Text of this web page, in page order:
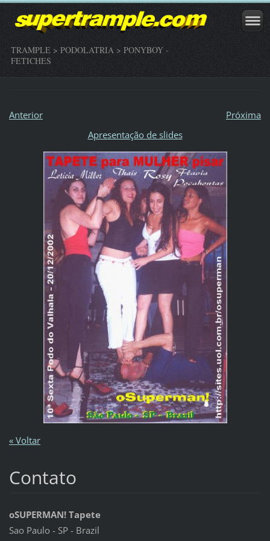
TRAMPLE > PODOLATRIA > PONYBOY -
FETICHES
Anterior
Próxima
Apresentação de slides
« Voltar
Contato
oSUPERMAN! Tapete
Sao Paulo - SP - Brazil